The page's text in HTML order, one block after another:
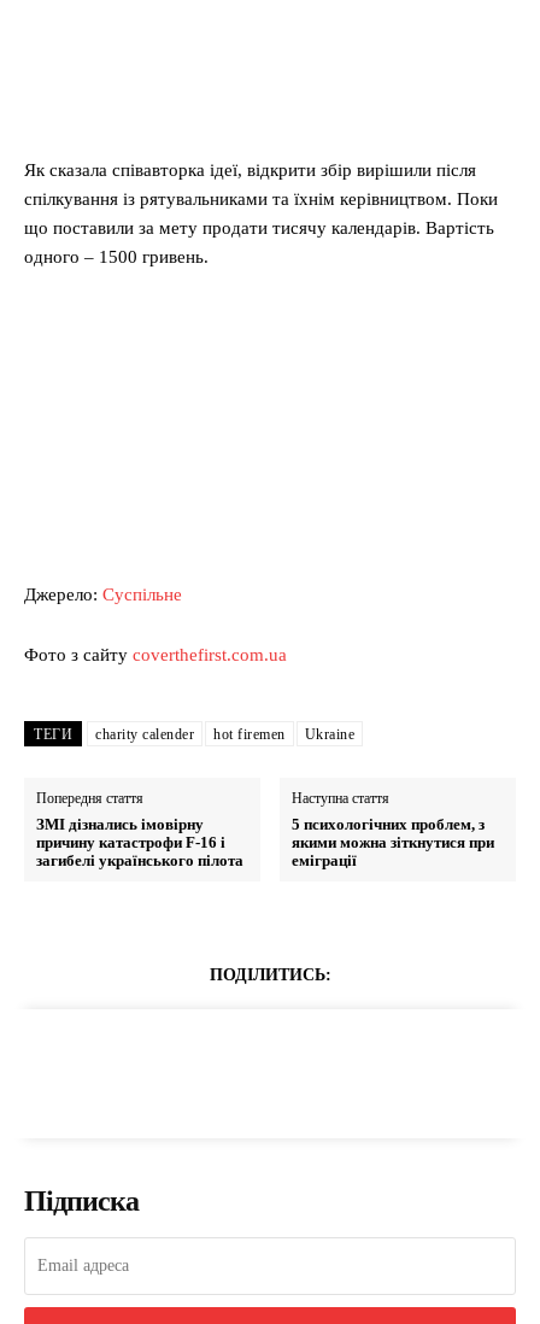
Як сказала співавторка ідеї, відкрити збір вирішили після
спілкування із рятувальниками та їхнім керівництвом. Поки
що поставили за мету продати тисячу календарів. Вартість
одного – 1500 гривень.
Джерело: Суспільне
Фото з сайту coverthefirst.com.ua
ТЕГИ charity calender hot firemen Ukraine
Попередня стаття
ЗМІ дізнались імовірну
причину катастрофи F-16 і
загибелі українського пілота
Наступна стаття
5 психологічних проблем, з
якими можна зіткнутися при
еміграції
ПОДІЛИТИСЬ:
Підписка